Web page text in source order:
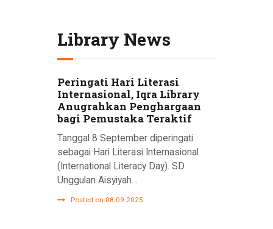
Library News
Peringati Hari Literasi
Internasional, Iqra Library
Anugrahkan Penghargaan
bagi Pemustaka Teraktif
Tanggal 8 September diperingati
sebagai Hari Literasi Internasional
(International Literacy Day). SD
Unggulan Aisyiyah…
Posted on 08.09.2025